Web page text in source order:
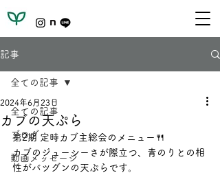
記事
全ての記事
ブログ
動画メッセージ
全ての記事
カブの天ぷら
2024年6月23日
第2期 定時カブ主総会のメニュー🍴
カブのジューシーさが際立つ、青のりとの相
性がバツグンの天ぷらです。